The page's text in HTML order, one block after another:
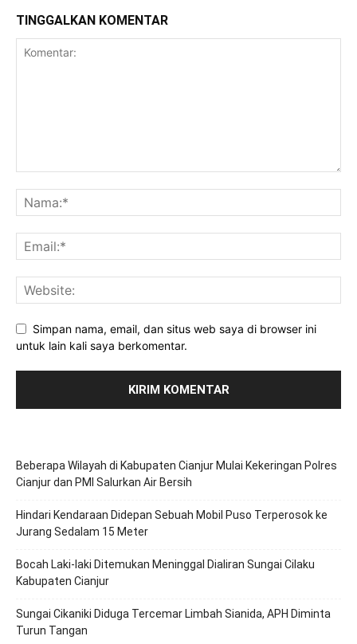
TINGGALKAN KOMENTAR
Simpan nama, email, dan situs web saya di browser ini
untuk lain kali saya berkomentar.
Beberapa Wilayah di Kabupaten Cianjur Mulai Kekeringan Polres
Cianjur dan PMI Salurkan Air Bersih
Hindari Kendaraan Didepan Sebuah Mobil Puso Terperosok ke
Jurang Sedalam 15 Meter
Bocah Laki-laki Ditemukan Meninggal Dialiran Sungai Cilaku
Kabupaten Cianjur
Sungai Cikaniki Diduga Tercemar Limbah Sianida, APH Diminta
Turun Tangan